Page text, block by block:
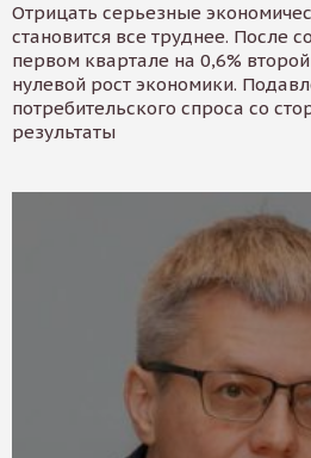
Отрицать серьезные
становится все труднее. После
первом квартале на 0,6%
нулевой рост экономики.
потребительского спроса со
результаты